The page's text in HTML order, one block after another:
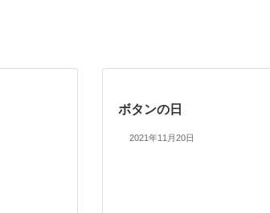
ボタンの日
2021年11月20日